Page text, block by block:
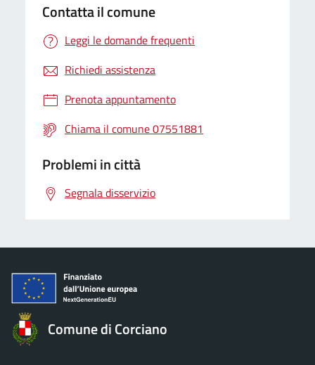
Contatta il comune
Leggi le domande frequenti
Richiedi assistenza
Prenota appuntamento
Chiama il comune 07551881
Problemi in città
Segnala disservizio
Comune di Corciano